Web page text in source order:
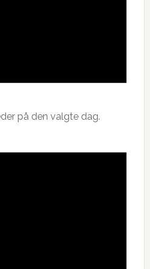
på den valgte dag.